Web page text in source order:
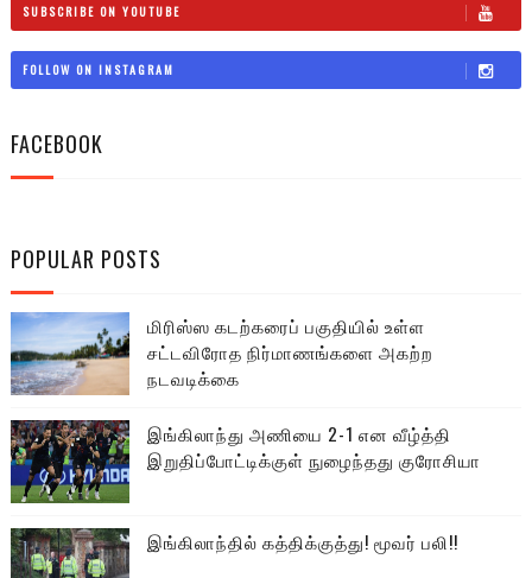
SUBSCRIBE ON YOUTUBE
FOLLOW ON INSTAGRAM
FACEBOOK
POPULAR POSTS
மிரிஸ்ஸ கடற்கரைப் பகுதியில் உள்ள
சட்டவிரோத நிர்மாணங்களை அகற்ற
நடவடிக்கை
இங்கிலாந்து அணியை 2-1 என வீழ்த்தி
இறுதிப்போட்டிக்குள் நுழைந்தது குரோசியா
இங்கிலாந்தில் கத்திக்குத்து! மூவர் பலி!!